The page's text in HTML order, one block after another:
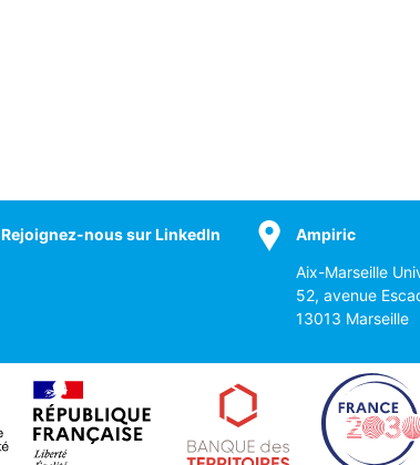
Rejoignez-nous sur LinkedIn Ampiric
Aix-Marseille
52, avenue
13013 Marseille